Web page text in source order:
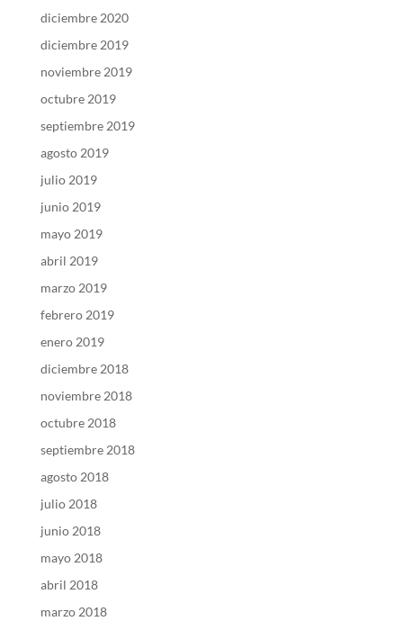
diciembre 2020
diciembre 2019
noviembre 2019
octubre 2019
septiembre 2019
agosto 2019
julio 2019
junio 2019
mayo 2019
abril 2019
marzo 2019
febrero 2019
enero 2019
diciembre 2018
noviembre 2018
octubre 2018
septiembre 2018
agosto 2018
julio 2018
junio 2018
mayo 2018
abril 2018
marzo 2018